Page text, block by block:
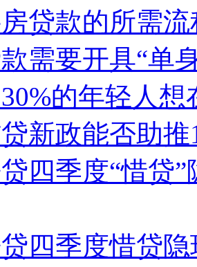
贷款的所需
需要开具“单
的年轻人
新政能否助
四季度“惜贷
四季度惜贷